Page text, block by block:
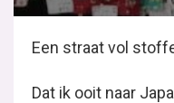
Een straat vol
Dat ik ooit naar